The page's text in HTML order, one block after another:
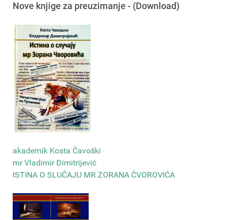
Nove knjige za preuzimanje - (Download)
akademik Kosta Čavoški
mr Vladimir Dimitrijević
ISTINA O SLUČAJU MR ZORANA ČVOROVIĆA